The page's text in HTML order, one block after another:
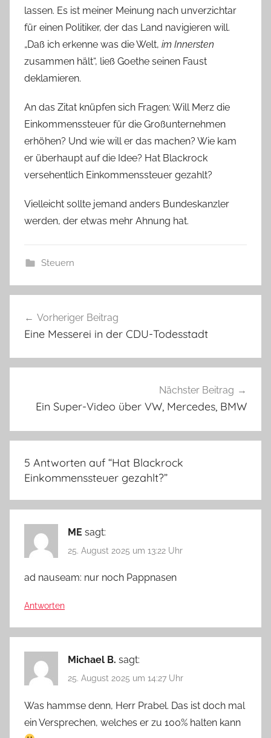
lassen. Es ist meiner Meinung nach unverzichtar
für einen Politiker, der das Land navigieren will.
„Daß ich erkenne was die Welt, im Innersten
zusammen hält“, ließ Goethe seinen Faust
deklamieren.
An das Zitat knüpfen sich Fragen: Will Merz die
Einkommenssteuer für die Großunternehmen
erhöhen? Und wie will er das machen? Wie kam
er überhaupt auf die Idee? Hat Blackrock
versehentlich Einkommenssteuer gezahlt?
Vielleicht sollte jemand anders Bundeskanzler
werden, der etwas mehr Ahnung hat.
Steuern
Vorheriger Beitrag
Eine Messerei in der CDU-Todesstadt
Nächster Beitrag
Ein Super-Video über VW, Mercedes, BMW
5 Antworten auf “Hat Blackrock
Einkommenssteuer gezahlt?”
ME sagt:
25. August 2025 um 13:22 Uhr
ad nauseam: nur noch Pappnasen
Antworten
Michael B. sagt:
25. August 2025 um 14:27 Uhr
Was hammse denn, Herr Prabel. Das ist doch mal
ein Versprechen, welches er zu 100% halten kann